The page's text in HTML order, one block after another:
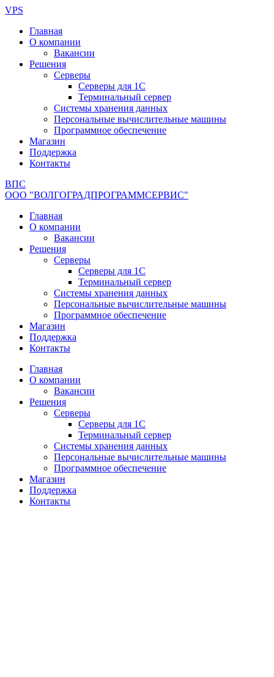
Перейти
содержимому
VPS
Главная
О компании
Вакансии
Решения
Серверы
Серверы для 1С
Терминальный сервер
Системы хранения данных
Персональные вычислительные машины
Программное обеспечение
Магазин
Поддержка
Контакты
ВПС
ООО "ВОЛГОГРАДПРОГРАММСЕРВИС"
Главная
О компании
Вакансии
Решения
Серверы
Серверы для 1С
Терминальный сервер
Системы хранения данных
Персональные вычислительные машины
Программное обеспечение
Магазин
Поддержка
Контакты
Главная
О компании
Вакансии
Решения
Серверы
Серверы для 1С
Терминальный сервер
Системы хранения данных
Персональные вычислительные машины
Программное обеспечение
Магазин
Поддержка
Контакты